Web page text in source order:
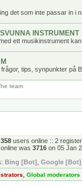
det som inte passar in i
INSTRUMENT
ett musikinstrument
frågor, tips, synpunkter på
team
358 users online :: 2
was 3716 on 05 Jan
Bing [Bot] Google [Bot]
Global moderators